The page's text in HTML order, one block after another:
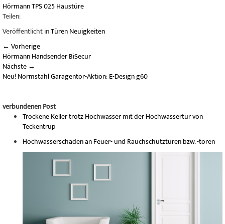
Hörmann TPS 025 Haustüre
Teilen:
Veröffentlicht inTüren Neuigkeiten
← Vorherige
Hörmann Handsender BiSecur
Nächste →
Neu! Normstahl Garagentor-Aktion: E-Design g60
verbundenen Post
Trockene Keller trotz Hochwasser mit der Hochwassertür von
Teckentrup
Hochwasserschäden an Feuer- und Rauchschutztüren bzw. -toren